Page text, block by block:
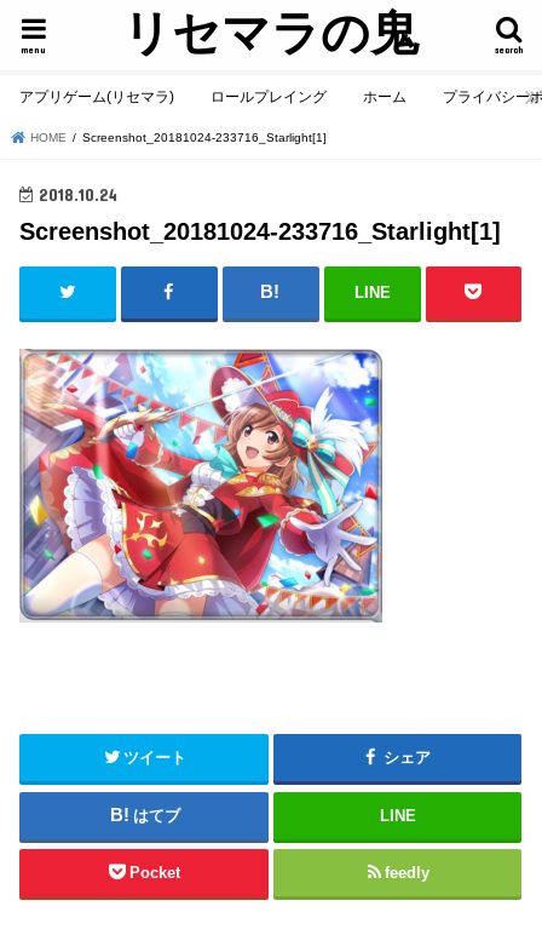
リセマラの鬼 search
menu
アプリゲーム(リセマラ) ロールプレイング ホーム プライバシー
HOME Screenshot_20181024-233716_Starlight[1]
2018.10.24
Screenshot_20181024-233716_Starlight[1]
LINE
ツイート シェア
はてブ LINE
Pocket feedly